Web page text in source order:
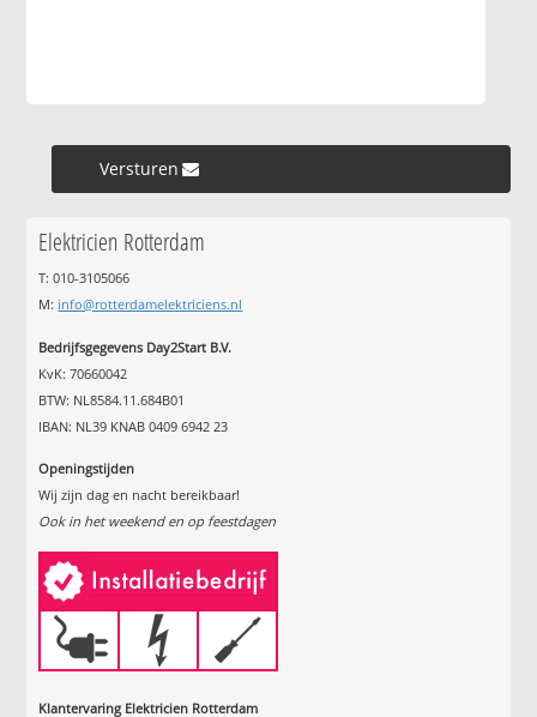
Versturen »
Elektricien Rotterdam
T: 010-3105066
M: info@rotterdamelektriciens.nl
Bedrijfsgegevens Day2Start B.V.
KvK: 70660042
BTW: NL8584.11.684B01
IBAN: NL39 KNAB 0409 6942 23
Openingstijden
Wij zijn dag en nacht bereikbaar!
Ook in het weekend en op feestdagen
Klantervaring Elektricien Rotterdam